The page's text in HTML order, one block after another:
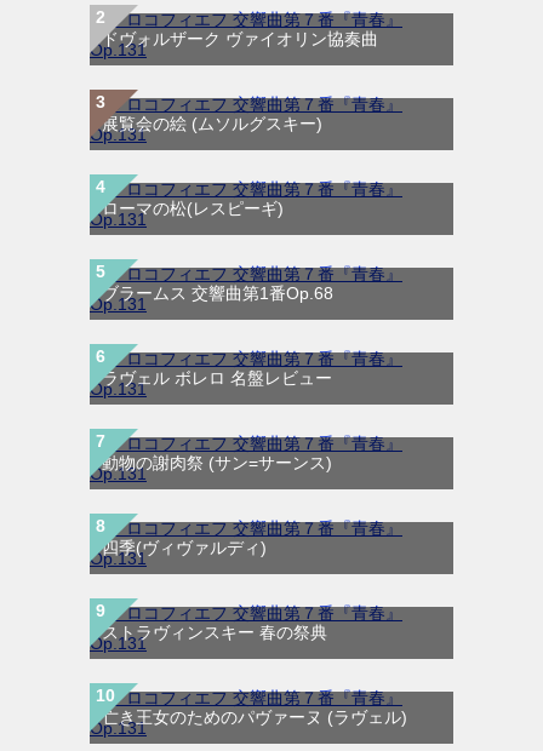
ドヴォルザーク ヴァイオリン協奏曲
展覧会の絵 (ムソルグスキー)
ローマの松(レスピーギ)
ブラームス 交響曲第1番Op.68
ラヴェル ボレロ 名盤レビュー
動物の謝肉祭 (サン=サーンス)
四季(ヴィヴァルディ)
ストラヴィンスキー 春の祭典
亡き王女のためのパヴァーヌ (ラヴェル)